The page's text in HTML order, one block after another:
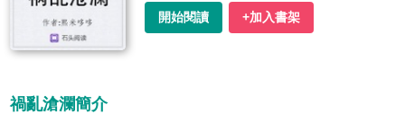
開始閱讀 +加入書架
禍亂滄瀾簡介